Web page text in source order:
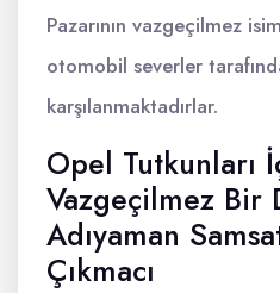
Pazarının vazgeçilmez
otomobil severler
karşılanmaktadırlar.
Opel Tutkunları
Vazgeçilmez Bir
Adıyaman
Çıkmacı